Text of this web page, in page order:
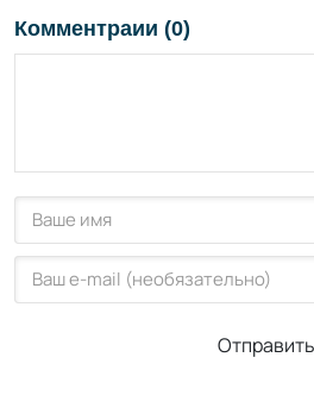
Комментраии (0)
Отправить